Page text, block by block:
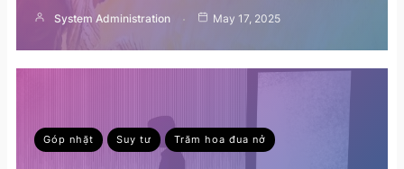
System Administration May 17, 2025
Góp nhặt Suy tư Trăm hoa đua nở